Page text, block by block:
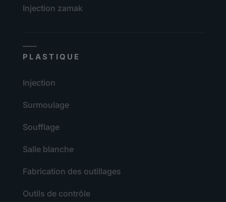
Injection zamak
PLASTIQUE
Injection
Surmoulage
Soufflage
Salle blanche
Fabrication des outillages
Outils de contrôle